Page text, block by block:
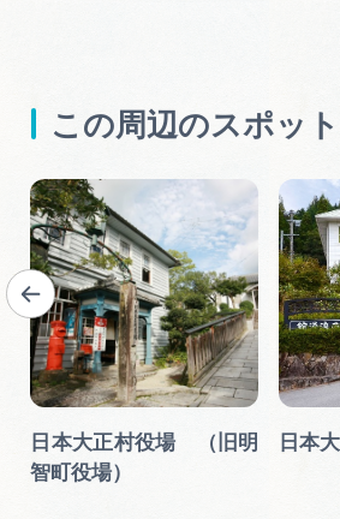
この周辺のスポッ
日本大正村役場 （旧明
智町役場）
日本